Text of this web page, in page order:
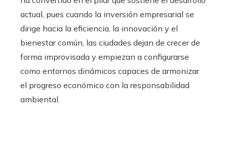
actual, pues cuando la inversión empresarial se
dirige hacia la eficiencia, la innovación y el
bienestar común, las ciudades dejan de crecer de
forma improvisada y empiezan a configurarse
como entornos dinámicos capaces de armonizar
el progreso económico con la responsabilidad
ambiental.